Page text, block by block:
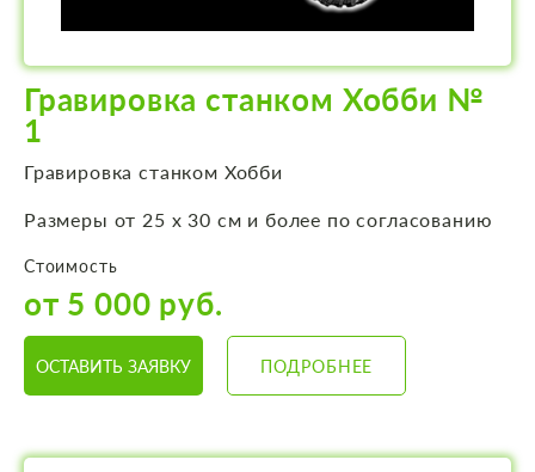
Гравировка станком Хобби №
1
Гравировка станком Хобби
Размеры от 25 х 30 см и более по согласованию
Стоимость
от 5 000 руб.
ОСТАВИТЬ ЗАЯВКУ ПОДРОБНЕЕ